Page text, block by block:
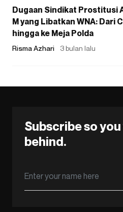
Dugaan Sindikat Prostitusi
M yang Libatkan WNA: Dari
hingga ke Meja Polda
Risma Azhari 3 bulan lalu
Subscribe so
behind.